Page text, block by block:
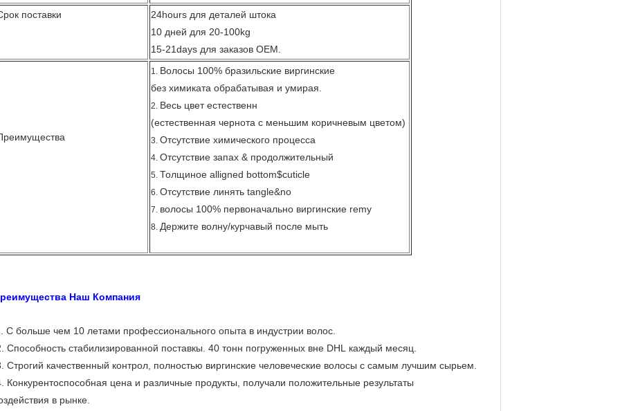
поставки
24hours для деталей штока
10 дней для 20-100kg
15-21days для заказов OEM.
1. Волосы 100% бразильские виргинские
без химиката обрабатывая и умирая.
2. Весь цвет естественн
(естественная чернота с меньшим коричневым цветом)
3. Отсутствие химического процесса
4. Отсутствие запах & продолжительный
5. Толщиное alligned bottom$cuticle
6. Отсутствие линять tangle&no
7. волосы 100% первоначально виргинские remy
8. Держите волну/курчавый после мыть
Наш Компания
С больше чем 10 летами профессионального опыта в индустрии волос.
Способность стабилизированной поставкы. 40 тонн погруженных вне DHL каждый месяц.
Строгий качественный контрол, полностью виргинские человеческие волосы с самым лучшим сырьем.
Конкурентоспособная цена и различные продукты, получали положительные результаты
в рынке.